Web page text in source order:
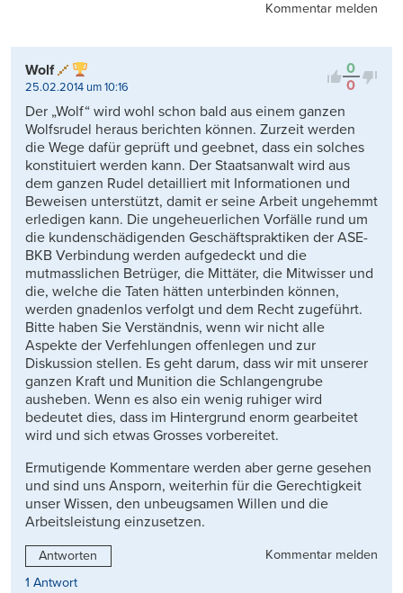
Kommentar melden
0
0
Wolf
25.02.2014 um 10:16
Der „Wolf“ wird wohl schon bald aus einem ganzen
Wolfsrudel heraus berichten können. Zurzeit werden
die Wege dafür geprüft und geebnet, dass ein solches
konstituiert werden kann. Der Staatsanwalt wird aus
dem ganzen Rudel detailliert mit Informationen und
Beweisen unterstützt, damit er seine Arbeit ungehemmt
erledigen kann. Die ungeheuerlichen Vorfälle rund um
die kundenschädigenden Geschäftspraktiken der ASE-
BKB Verbindung werden aufgedeckt und die
mutmasslichen Betrüger, die Mittäter, die Mitwisser und
die, welche die Taten hätten unterbinden können,
werden gnadenlos verfolgt und dem Recht zugeführt.
Bitte haben Sie Verständnis, wenn wir nicht alle
Aspekte der Verfehlungen offenlegen und zur
Diskussion stellen. Es geht darum, dass wir mit unserer
ganzen Kraft und Munition die Schlangengrube
ausheben. Wenn es also ein wenig ruhiger wird
bedeutet dies, dass im Hintergrund enorm gearbeitet
wird und sich etwas Grosses vorbereitet.
Ermutigende Kommentare werden aber gerne gesehen
und sind uns Ansporn, weiterhin für die Gerechtigkeit
unser Wissen, den unbeugsamen Willen und die
Arbeitsleistung einzusetzen.
Antworten
Kommentar melden
1 Antwort